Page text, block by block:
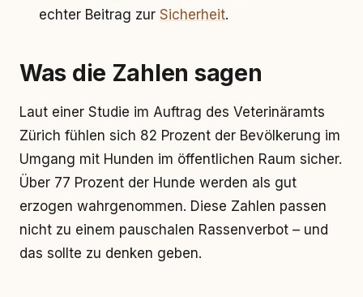
echter Beitrag zur Sicherheit.
Was die Zahlen sagen
Laut einer Studie im Auftrag des Veterinäramts
Zürich fühlen sich 82 Prozent der Bevölkerung im
Umgang mit Hunden im öffentlichen Raum sicher.
Über 77 Prozent der Hunde werden als gut
erzogen wahrgenommen. Diese Zahlen passen
nicht zu einem pauschalen Rassenverbot – und
das sollte zu denken geben.